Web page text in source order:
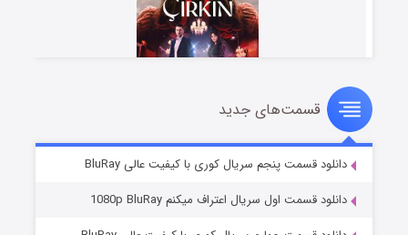
سریال زشت
قسمت۲ (زیرنویس) منتشر شد
قسمت‌های جدید
دانلود قسمت پنجم سریال کوری با کیفیت عالی BluRay
دانلود قسمت اول سریال اعتراف میکنم 1080p BluRay